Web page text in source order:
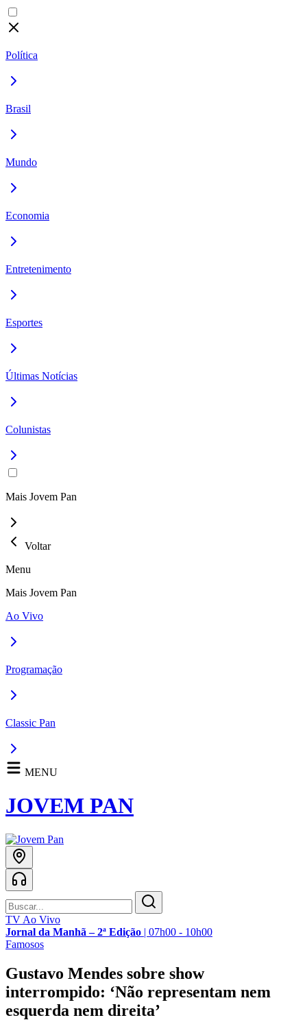
Política
Brasil
Mundo
Economia
Entretenimento
Esportes
Últimas Notícias
Colunistas
Mais Jovem Pan
Voltar
Menu
Mais Jovem Pan
Ao Vivo
Programação
Classic Pan
MENU
JOVEM PAN
TV Ao Vivo
Jornal da Manhã – 2ª Edição | 07h00 - 10h00
Famosos
Gustavo Mendes sobre show
interrompido: ‘Não representam nem
esquerda nem direita’